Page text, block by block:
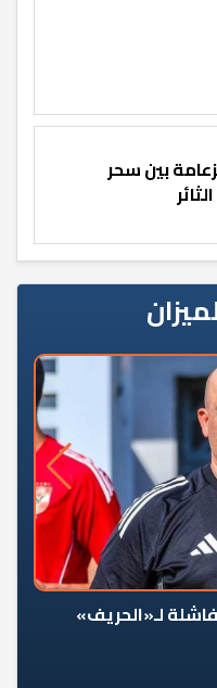
بين سحر
لـ«الحريف»